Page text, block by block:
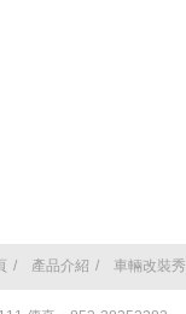
/ 產品介紹 / 車輛改裝秀